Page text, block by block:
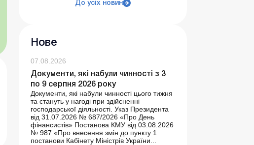
До усіх новин
Нове
07.08.2026
Документи, які набули чинності з 3
по 9 серпня 2026 року
Документи, які набули чинності цього тижня
та стануть у нагоді при здійсненні
господарської діяльності. Указ Президента
від 31.07.2026 № 687/2026 «Про День
фінансистів» Постанова КМУ від 03.08.2026
№ 987 «Про внесення змін до пункту 1
постанови Кабінету Міністрів України...